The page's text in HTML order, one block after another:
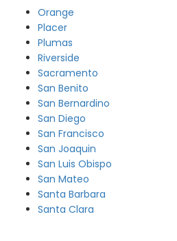
Orange
Placer
Plumas
Riverside
Sacramento
San Benito
San Bernardino
San Diego
San Francisco
San Joaquin
San Luis Obispo
San Mateo
Santa Barbara
Santa Clara